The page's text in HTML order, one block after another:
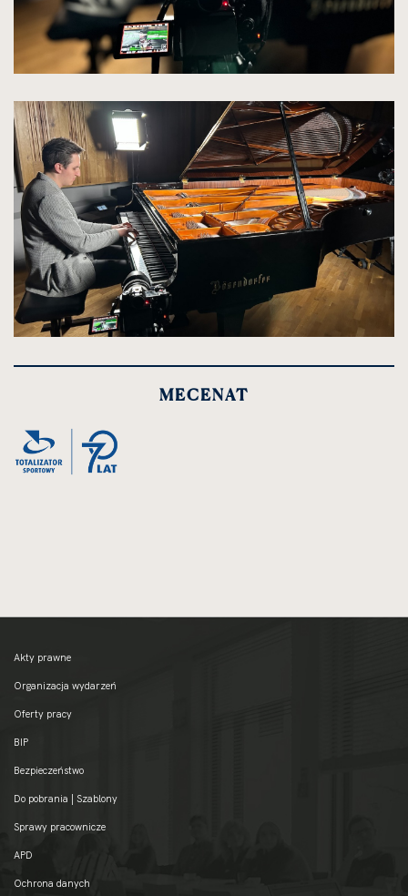
spowoduje
powiększenie
zdjęcia
do
rozmiarów
oryginalnych
spowoduje
rozmiarów
oryginalnych
MECENAT
Akty prawne
Organizacja wydarzeń
Oferty pracy
BIP
Bezpieczeństwo
Do pobrania | Szablony
Sprawy pracownicze
APD
Ochrona danych